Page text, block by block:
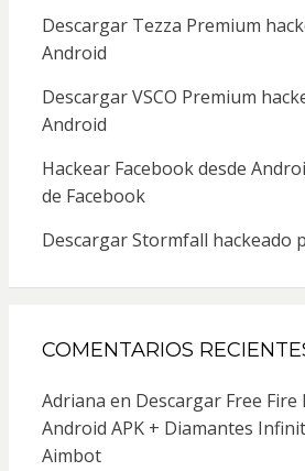
Descargar Tezza Premium
Android
Descargar VSCO Premium
Android
Hackear Facebook desde
de Facebook
Descargar Stormfall hackeado
COMENTARIOS
Adriana en Descargar Free Fire
Android APK + Diamantes
Aimbot